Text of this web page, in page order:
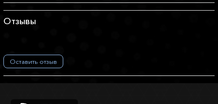
Отзывы
Оставить отзыв